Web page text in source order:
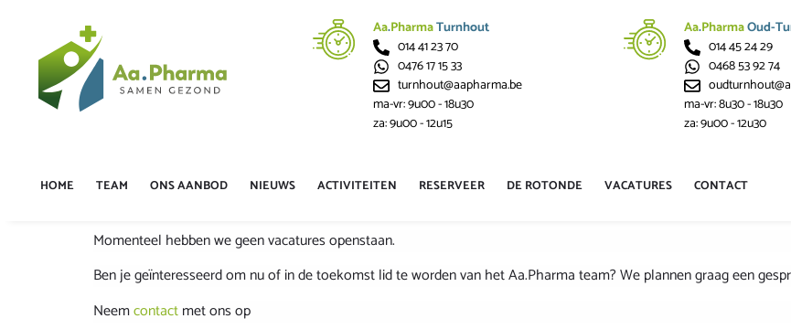
Aa.PharmaTurnhout
014 41 23 70
0476 17 15 33
turnhout@aapharma.be
ma-vr: 9u00 - 18u30
za: 9u00 - 12u15
Aa.PharmaOud-
014 45 24 29
0468 53 92 74
ma-vr: 8u30 - 18u30
za: 9u00 - 12u30
HOME TEAM ONS AANBOD NIEUWS ACTIVITEITEN RESERVEER DE ROTONDE VACATURES CONTACT
Momenteel hebben we geen vacatures openstaan.
Ben je geïnteresseerd om nu of in de toekomst lid te worden van het Aa.Pharma team? We plannen graag een
Neemcontactmet ons op